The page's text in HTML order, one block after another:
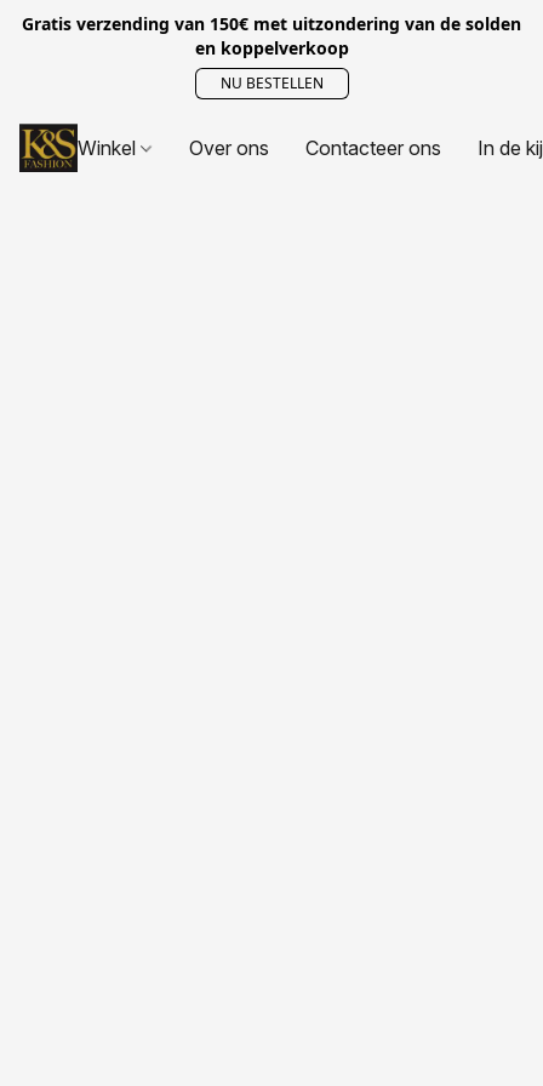
Gratis verzending van 150€ met uitzondering van de solden
en koppelverkoop
NU BESTELLEN
Winkel Over ons Contacteer ons In de